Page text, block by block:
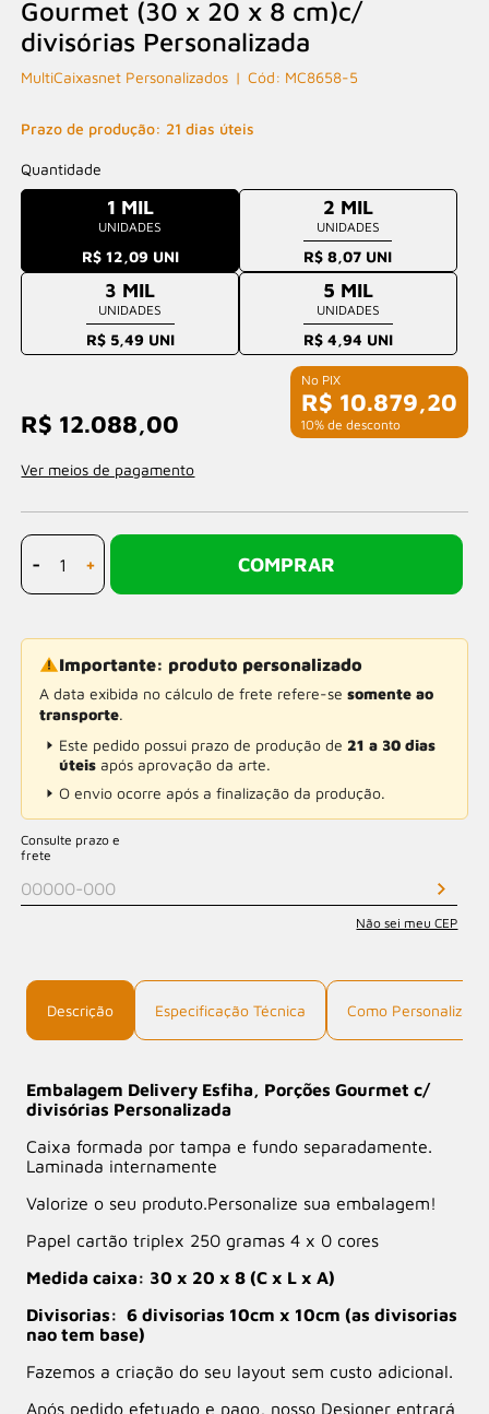
Gourmet (30 x 20 x 8 cm)c/
divisórias Personalizada
MultiCaixasnet Personalizados MC8658-5
Prazo de produção: 21 dias úteis
Quantidade
1 MIL
UNIDADES
R$ 12,09 UNI
2 MIL
UNIDADES
R$ 8,07 UNI
3 MIL
UNIDADES
R$ 5,49 UNI
5 MIL
UNIDADES
R$ 4,94 UNI
R$ 10.879,20
com 10% de desconto
R$ 12.088,00
Ver meios de pagamento
- + COMPRAR
Importante: produto personalizado
A data exibida no cálculo de frete refere-sesomente ao
transporte.
Este pedido possui prazo de produção de 21 a 30 dias
úteis após aprovação da arte.
O envio ocorre após a finalização da produção.
Consulte prazo e
frete
Não sei meu CEP
Descrição Especificação Técnica Como Personalizar
Embalagem Delivery Esfiha, Porções Gourmet c/
divisórias Personalizada
Caixa formada por tampa e fundo separadamente.
Laminada internamente
Valorize o seu produto.Personalize sua embalagem!
Papel cartão triplex 250 gramas 4 x 0 cores
Medida caixa: 30 x 20 x 8 (C x L x A)
Divisorias: 6 divisorias 10cm x 10cm (as divisorias
nao tem base)
Fazemos a criação do seu layout sem custo adicional.
Após pedido efetuado e pago, nosso Designer entrará